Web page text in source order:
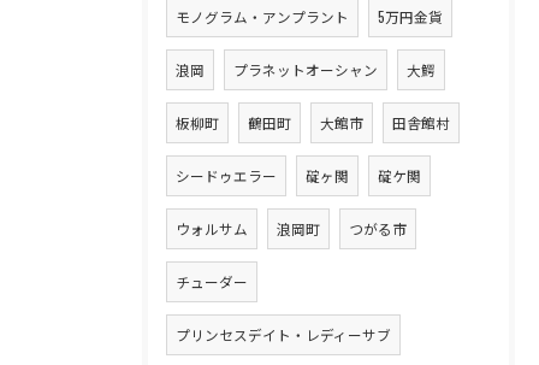
モノグラム・アンプラント 5万円金貨
浪岡 プラネットオーシャン 大鰐
板柳町 鶴田町 大館市 田舎館村
シードゥエラー 碇ヶ関 碇ケ関
ウォルサム 浪岡町 つがる市
チューダー
プリンセスデイト・レディーサブ